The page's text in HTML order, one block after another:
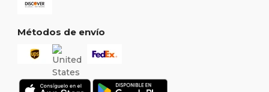
Métodos de envío